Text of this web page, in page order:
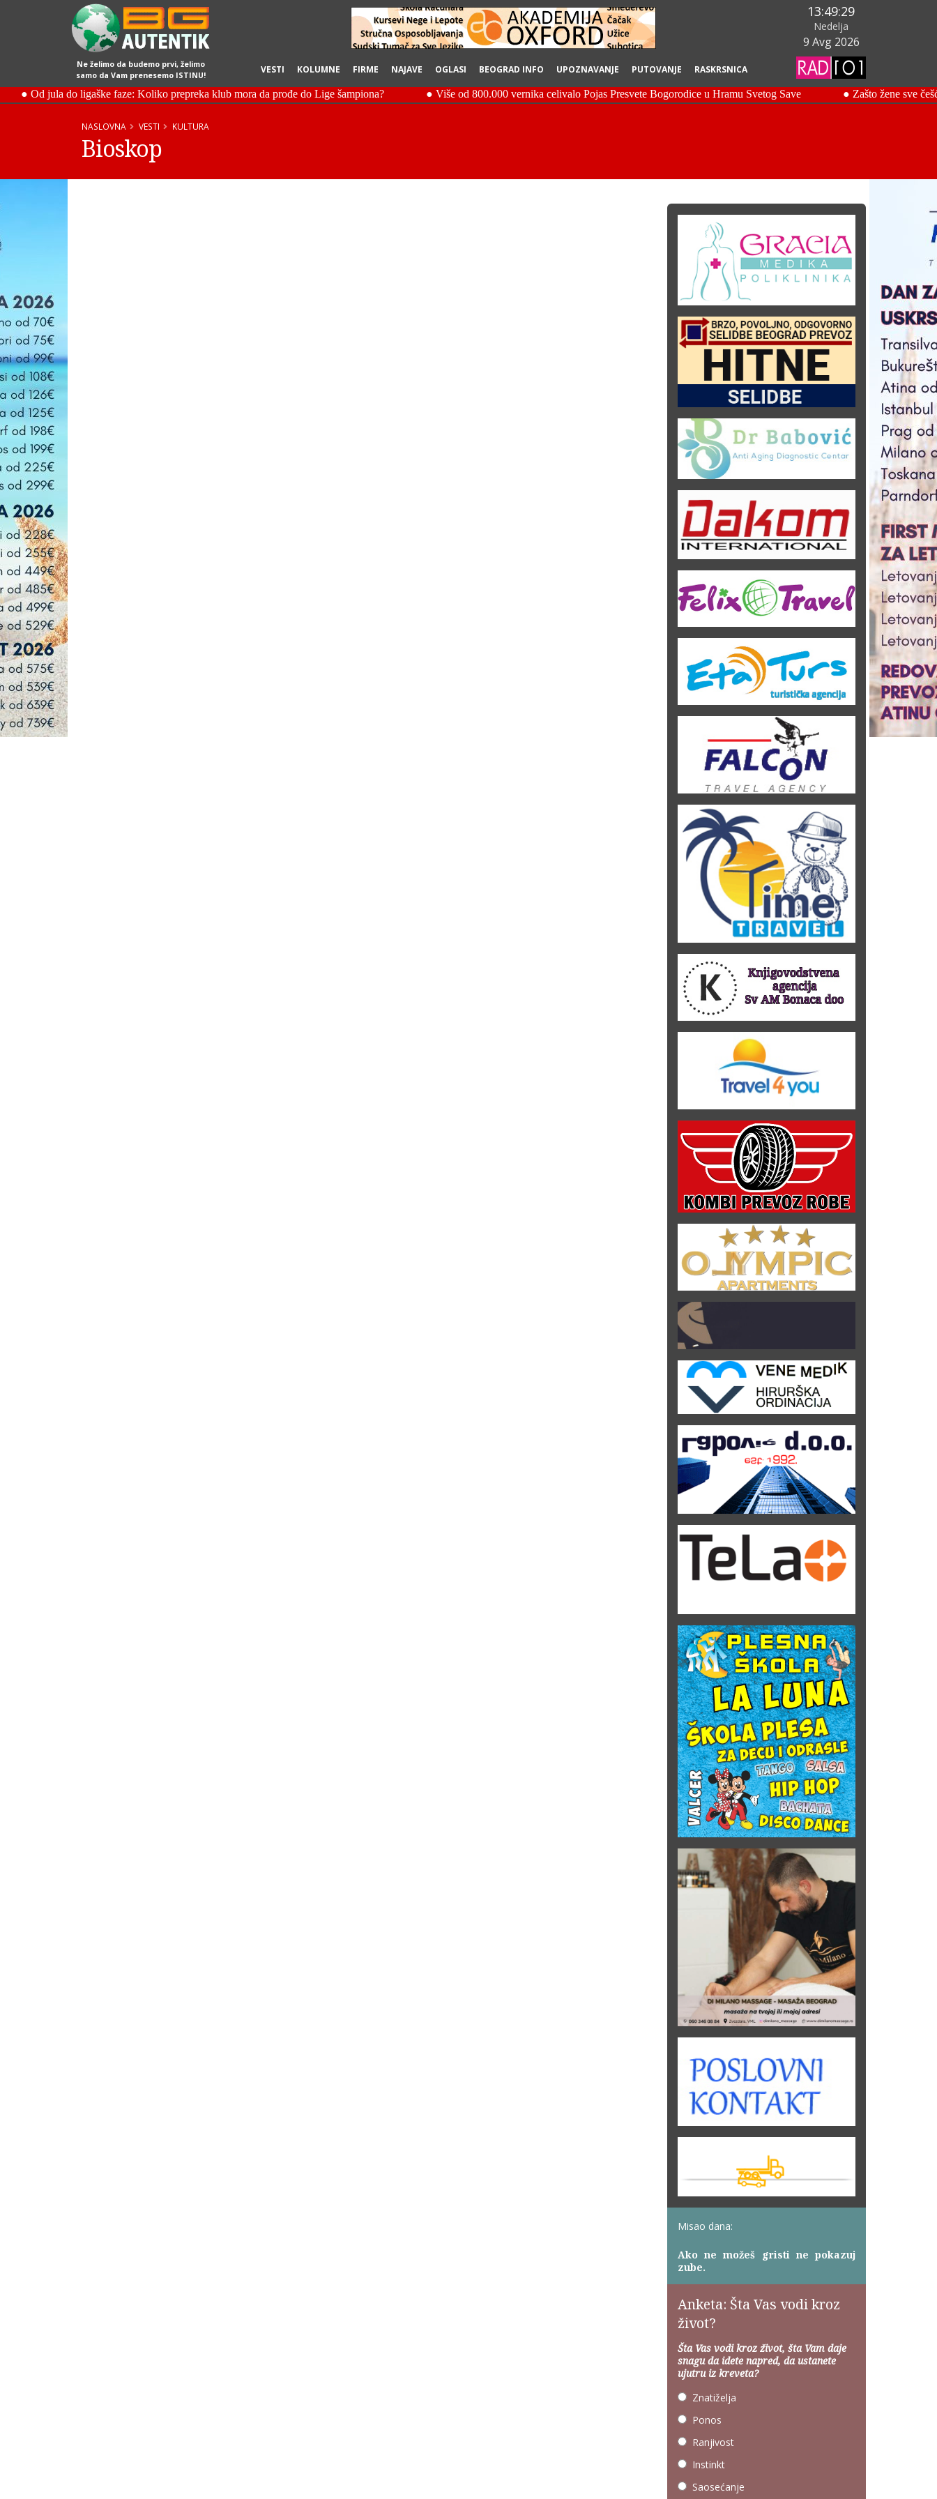
Ne želimo da budemo prvi, želimo
samo da Vam prenesemo ISTINU!
VESTI KOLUMNE FIRME NAJAVE OGLASI BEOGRAD INFO UPOZNAVANJE PUTOVANJE RASKRSNICA
13:49:30
Nedelja
9 Avg 2026
NASLOVNA VESTI KULTURA
Bioskop
Misao dana:
Ako ne možeš gristi ne pokazuj
zube.
Anketa: Šta Vas vodi kroz
život?
Šta Vas vodi kroz život, šta Vam daje
snagu da idete napred, da ustanete
ujutru iz kreveta?
Znatiželja
Ponos
Ranjivost
Instinkt
Saosećanje